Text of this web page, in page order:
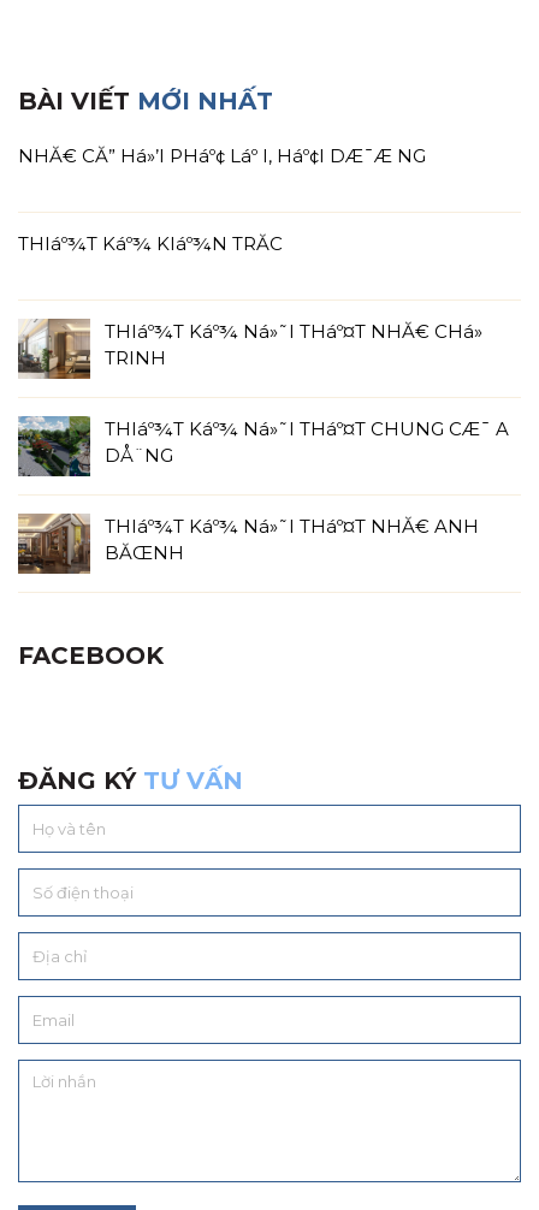
BÀI VIẾT MỚI NHẤT
NHĂ€ CĂ” Há»’I PHáº¢ Láº I, Háº¢I DÆ¯Æ NG
THIáº¾T Káº¾ KIáº¾N TRĂC
THIáº¾T Káº¾ Ná»˜I THáº¤T NHĂ€ CHá»
TRINH
THIáº¾T Káº¾ Ná»˜I THáº¤T CHUNG CÆ¯ A
DÅ¨NG
THIáº¾T Káº¾ Ná»˜I THáº¤T NHĂ€ ANH
BĂŒNH
FACEBOOK
ĐĂNG KÝ TƯ VẤN